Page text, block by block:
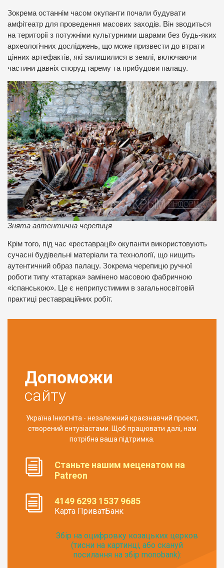
Зокрема останнім часом окупанти почали будувати
амфітеатр для проведення масових заходів. Він зводиться
на території з потужніми культурними шарами без будь-яких
археологічних досліджень, що може призвести до втрати
цінних артефактів, які залишилися в землі, включаючи
частини давніх споруд гарему та прибудови палацу.
Знята автентична черепиця
Крім того, під час «реставрації» окупанти використовують
сучасні будівельні матеріали та технології, що нищить
аутентичний образ палацу. Зокрема черепицю ручної
роботи типу «татарка» замінено масовою фабричною
«іспанською». Це є неприпустимим в загальносвітовій
практиці реставраційних робіт.
Допоможи
сайту
Україна Інкогніта - незалежний краєзнавчий проект,
створений ентузіастами. Щоб працювати далі, нам
потрібна ваша підтримка.
Станьте нашим меценатом на
Patreon
4149 6293 1537 9685
Карта ПриватБанк
Збір на оцифровку козацьких церков
(тисни на картинці, або скануй
посилання на збір monobank):